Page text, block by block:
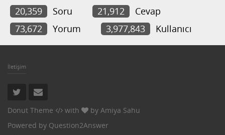
20,359 Soru 21,912
Cevap
73,672
Yorum 3,977,843 Kullanıcı
İletişim
Donut Theme with by Amiya Sahu
Powered by Question2Answer